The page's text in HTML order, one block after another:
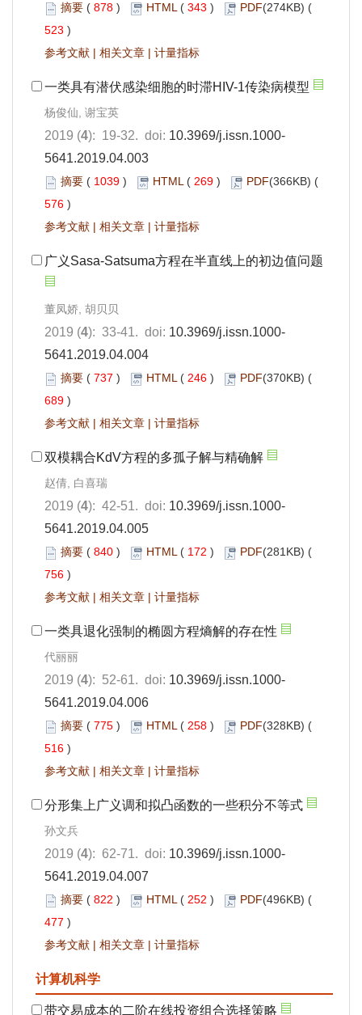
摘要 ( 878 ) HTML( 343 ) PDF(274KB) (
523 )
参考文献 | 相关文章 | 计量指标
一类具有潜伏感染细胞的时滞HIV-1传染病模型
杨俊仙, 谢宝英
2019 (4): 19-32. doi: 10.3969/j.issn.1000-
5641.2019.04.003
摘要 ( 1039 ) HTML( 269 ) PDF(366KB) (
576 )
参考文献 | 相关文章 | 计量指标
广义Sasa-Satsuma方程在半直线上的初边值问题
董凤娇, 胡贝贝
2019 (4): 33-41. doi: 10.3969/j.issn.1000-
5641.2019.04.004
摘要 ( 737 ) HTML( 246 ) PDF(370KB) (
689 )
参考文献 | 相关文章 | 计量指标
双模耦合KdV方程的多孤子解与精确解
赵倩, 白喜瑞
2019 (4): 42-51. doi: 10.3969/j.issn.1000-
5641.2019.04.005
摘要 ( 840 ) HTML( 172 ) PDF(281KB) (
756 )
参考文献 | 相关文章 | 计量指标
一类具退化强制的椭圆方程熵解的存在性
代丽丽
2019 (4): 52-61. doi: 10.3969/j.issn.1000-
5641.2019.04.006
摘要 ( 775 ) HTML( 258 ) PDF(328KB) (
516 )
参考文献 | 相关文章 | 计量指标
分形集上广义调和拟凸函数的一些积分不等式
孙文兵
2019 (4): 62-71. doi: 10.3969/j.issn.1000-
5641.2019.04.007
摘要 ( 822 ) HTML( 252 ) PDF(496KB) (
477 )
参考文献 | 相关文章 | 计量指标
计算机科学
带交易成本的二阶在线投资组合选择策略